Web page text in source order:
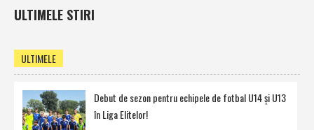
ULTIMELE STIRI
ULTIMELE
Debut de sezon pentru echipele de fotbal U14 şi U13
în Liga Elitelor!